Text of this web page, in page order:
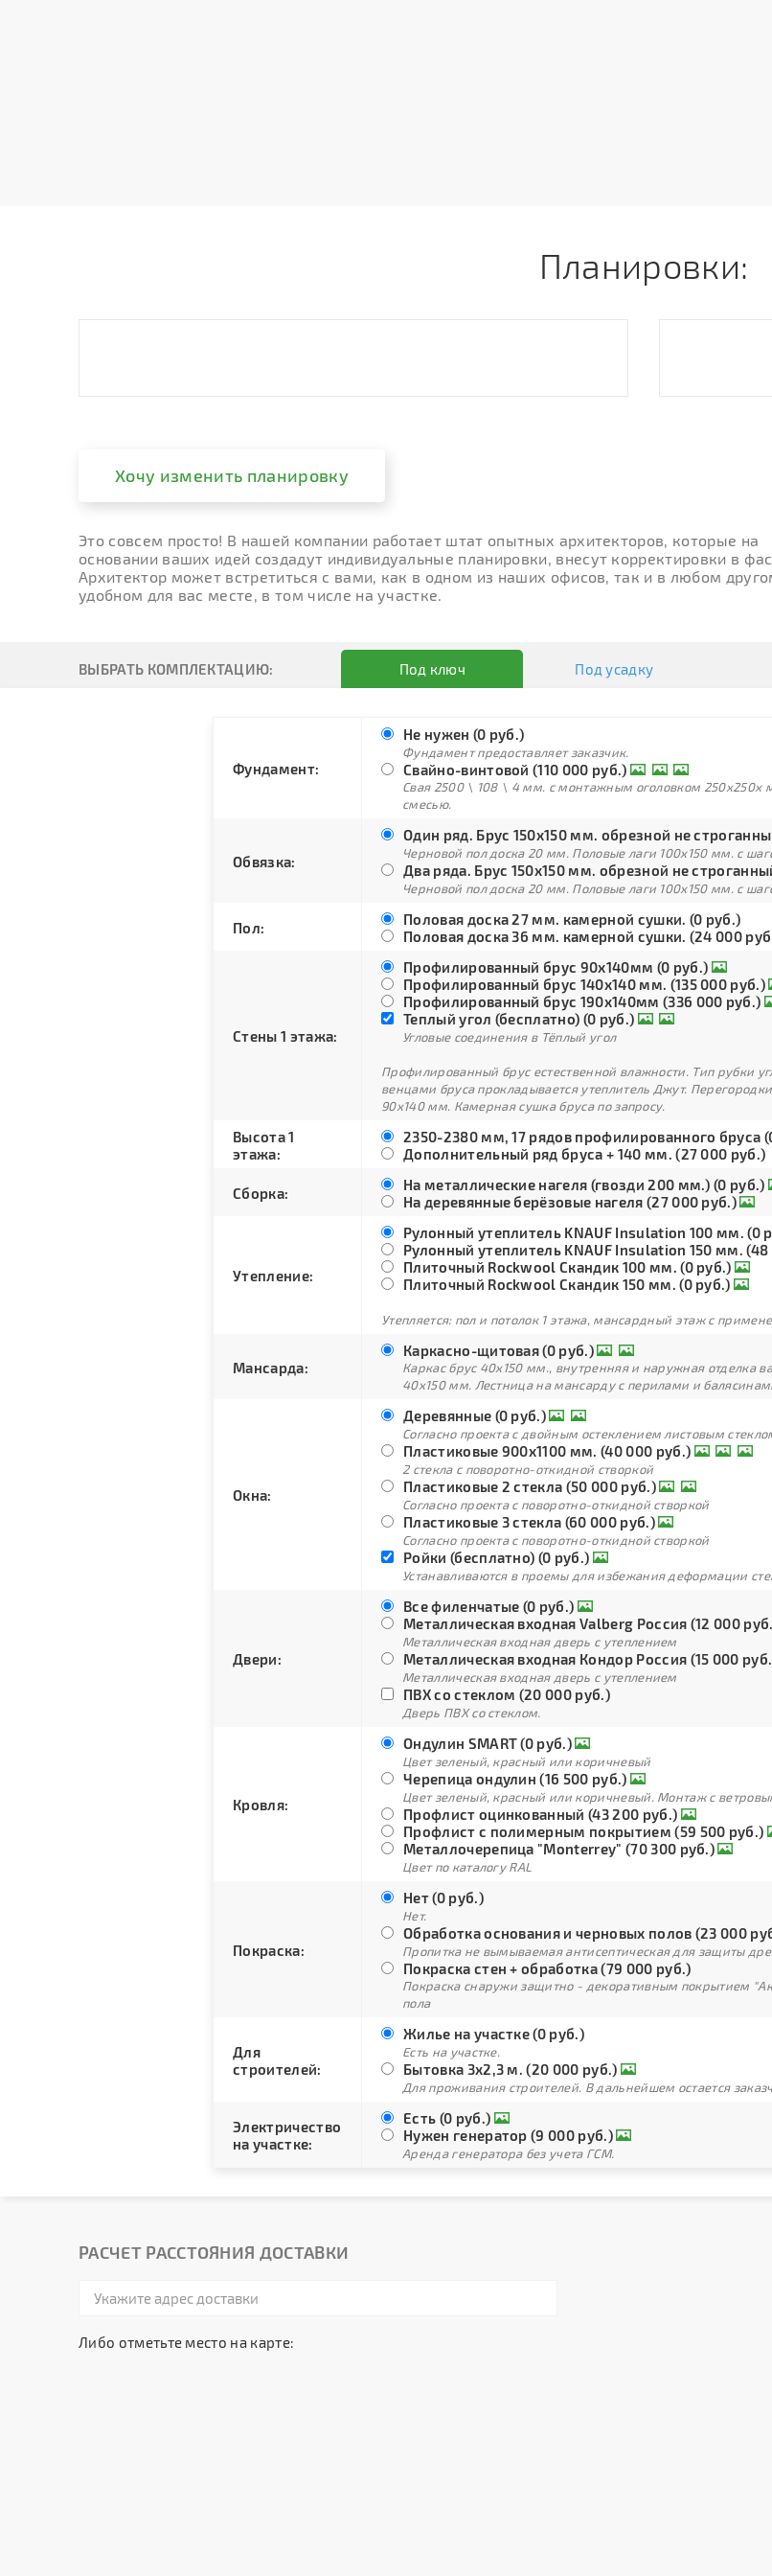
Планировки:
Хочу изменить планировку
Это совсем просто! В нашей компании работает штат опытных архитекторов, которые на
основании ваших идей создадут индивидуальные планировки, внесут корректировки в
Архитектор может встретиться с вами, как в одном из наших офисов, так и в любом
удобном для вас месте, в том числе на участке.
ВЫБРАТЬ КОМПЛЕКТАЦИЮ: Под ключ Под усадку
Фундамент:
Не нужен (0 руб.)
Фундамент предоставляет заказчик.
Свайно-винтовой (110 000 руб.)
Свая 2500 \ 108 \ 4 мм. с монтажным оголовком 250х250х
смесью.
Обвязка:
Один ряд. Брус 150х150 мм. обрезной не
Черновой пол доска 20 мм. Половые лаги 100х150 мм. с
Два ряда. Брус 150х150 мм. обрезной не
Черновой пол доска 20 мм. Половые лаги 100х150 мм. с
Пол:
Половая доска 27 мм. камерной сушки. (0 руб.)
Половая доска 36 мм. камерной сушки. (24 000
Стены 1 этажа:
Профилированный брус 90х140мм (0 руб.)
Профилированный брус 140х140 мм. (135 000 руб.)
Профилированный брус 190х140мм (336 000 руб.)
Теплый угол (бесплатно) (0 руб.)
Угловые соединения в Тёплый угол
Профилированный брус естественной влажности. Тип рубки
венцами бруса прокладывается утеплитель Джут.
90х140 мм. Камерная сушка бруса по запросу.
Высота 1
этажа:
2350-2380 мм, 17 рядов профилированного бруса
Дополнительный ряд бруса + 140 мм. (27 000 руб.)
Сборка:
На металлические нагеля (гвозди 200 мм.) (0 руб.)
На деревянные берёзовые нагеля (27 000 руб.)
Утепление:
Рулонный утеплитель KNAUF Insulation 100 мм. (0
Рулонный утеплитель KNAUF Insulation 150 мм. (48
Плиточный Rockwool Скандик 100 мм. (0 руб.)
Плиточный Rockwool Скандик 150 мм. (0 руб.)
Утепляется: пол и потолок 1 этажа, мансардный этаж с
Мансарда:
Каркасно-щитовая (0 руб.)
Каркас брус 40х150 мм., внутренняя и наружная отделка
40х150 мм. Лестница на мансарду с перилами и
Окна:
Деревянные (0 руб.)
Согласно проекта с двойным остеклением листовым
Пластиковые 900х1100 мм. (40 000 руб.)
2 стекла с поворотно-откидной створкой
Пластиковые 2 стекла (50 000 руб.)
Согласно проекта с поворотно-откидной створкой
Пластиковые 3 стекла (60 000 руб.)
Согласно проекта с поворотно-откидной створкой
Ройки (бесплатно) (0 руб.)
Устанавливаются в проемы для избежания деформации
Двери:
Все филенчатые (0 руб.)
Металлическая входная Valberg Россия (12 000
Металлическая входная дверь с утеплением
Металлическая входная Кондор Россия (15 000
Металлическая входная дверь с утеплением
ПВХ со стеклом (20 000 руб.)
Дверь ПВХ со стеклом.
Кровля:
Ондулин SMART (0 руб.)
Цвет зеленый, красный или коричневый
Черепица ондулин (16 500 руб.)
Цвет зеленый, красный или коричневый. Монтаж с
Профлист оцинкованный (43 200 руб.)
Профлист с полимерным покрытием (59 500 руб.)
Металлочерепица "Monterrey" (70 300 руб.)
Цвет по каталогу RAL
Покраска:
Нет (0 руб.)
Нет.
Обработка основания и черновых полов (23 000
Пропитка не вымываемая антисептическая для защиты
Покраска стен + обработка (79 000 руб.)
Покраска снаружи защитно - декоративным покрытием
пола
Для
строителей:
Жилье на участке (0 руб.)
Есть на участке.
Бытовка 3х2,3 м. (20 000 руб.)
Для проживания строителей. В дальнейшем остается
Электричество
на участке:
Есть (0 руб.)
Нужен генератор (9 000 руб.)
Аренда генератора без учета ГСМ.
РАСЧЕТ РАССТОЯНИЯ ДОСТАВКИ
Либо отметьте место на карте: